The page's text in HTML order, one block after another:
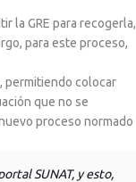
la GRE para recogerla,
para este proceso,
permitiendo colocar
que no se
proceso normado
SUNAT, y esto,